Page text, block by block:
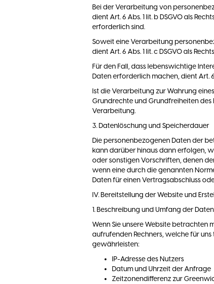
Bei der Verarbeitung von
dient Art. 6 Abs. 1 lit. b DSGVO als
erforderlich sind.
Soweit eine Verarbeitung
dient Art. 6 Abs. 1 lit. c DSGVO als
Für den Fall, dass lebenswichtige
Daten erforderlich machen, dient Art. 6
Ist die Verarbeitung zur Wahrung
Grundrechte und Grundfreiheiten des
Verarbeitung.
3. Datenlöschung und Speicherdauer
Die personenbezogenen Daten der
kann darüber hinaus dann erfolgen,
oder sonstigen Vorschriften, denen
wenn eine durch die genannten
Daten für einen Vertragsabschluss
IV. Bereitstellung der Website und
1. Beschreibung und Umfang der
Wenn Sie unsere Website
aufrufenden Rechners, welche für
gewährleisten:
IP-Adresse des Nutzers
Datum und Uhrzeit der Anfrage
Zeitzonendifferenz zur